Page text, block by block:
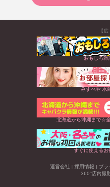
【
おもしろ
みずべや 水
北海道から沖縄まで☆
すぐに使えるお
運営会社 | 採用情報 | プラ
360°店内撮